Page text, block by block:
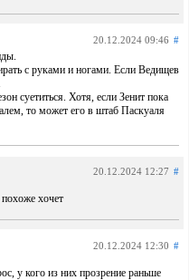
20.12.2024 09:46 #
с руками и ногами. Если Ведищев
суетиться. Хотя, если Зенит пока
то может его в штаб Паскуаля
20.12.2024 12:27 #
хочет
20.12.2024 12:30 #
у кого из них прозрение раньше